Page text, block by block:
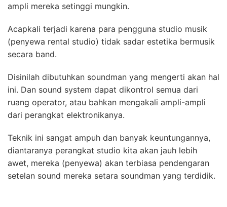
ampli mereka setinggi mungkin.
Acapkali terjadi karena para pengguna studio musik
(penyewa rental studio) tidak sadar estetika bermusik
secara band.
Disinilah dibutuhkan soundman yang mengerti akan hal
ini. Dan sound system dapat dikontrol semua dari
ruang operator, atau bahkan mengakali ampli-ampli
dari perangkat elektronikanya.
Teknik ini sangat ampuh dan banyak keuntungannya,
diantaranya perangkat studio kita akan jauh lebih
awet, mereka (penyewa) akan terbiasa pendengaran
setelan sound mereka setara soundman yang terdidik.